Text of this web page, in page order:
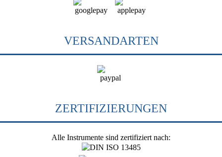
VERSANDARTEN
ZERTIFIZIERUNGEN
Alle Instrumente sind zertifiziert nach: